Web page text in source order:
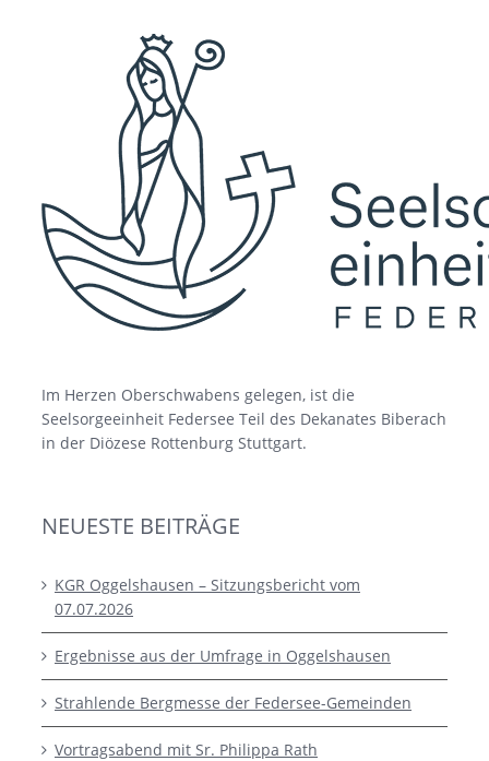
Im Herzen Oberschwabens gelegen, ist die
Seelsorgeeinheit Federsee Teil des Dekanates Biberach
in der Diözese Rottenburg Stuttgart.
NEUESTE BEITRÄGE
KGR Oggelshausen – Sitzungsbericht vom
07.07.2026
Ergebnisse aus der Umfrage in Oggelshausen
Strahlende Bergmesse der Federsee-Gemeinden
Vortragsabend mit Sr. Philippa Rath